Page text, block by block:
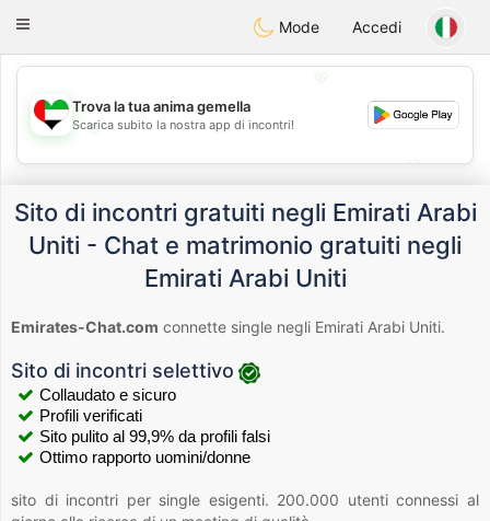
Emirates Chat
Toggle
Mode Accedi
💖
💕
Trova la tua anima gemella
Scarica subito la nostra app di incontri!
Sito di incontri gratuiti negli Emirati Arabi
Uniti - Chat e matrimonio gratuiti negli
Emirati Arabi Uniti
Emirates-Chat.com connette single negli Emirati Arabi Uniti.
Sito di incontri selettivo
Collaudato e sicuro
Profili verificati
Sito pulito al 99,9% da profili falsi
Ottimo rapporto uomini/donne
sito di incontri per single esigenti. 200.000 utenti connessi al